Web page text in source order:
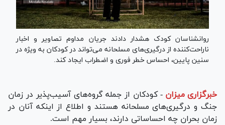
روانشناسان کودک هشدار دادند جریان مداوم تصاویر و اخبار
ناراحت‌کننده از درگیری‌های مسلحانه می‌تواند در کودکان به ویژه در
سنین پایین، احساس خطر فوری و اضطراب ایجاد کند.
خبرگزاری میزان - کودکان از جمله گروه‌های آسیب‌پذیر در زمان
جنگ و درگیری‌های مسلحانه هستند و اطلاع از اینکه آنان در
زمان بحران چه احساساتی دارند، بسیار مهم است.